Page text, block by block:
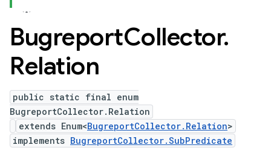
BugreportCollector.
Relation
public static final enum
BugreportCollector.Relation
extends Enum<BugreportCollector.Relation>
implements BugreportCollector.SubPredicate